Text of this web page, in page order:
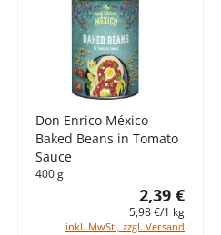
Don Enrico México
Baked Beans in Tomato
Sauce
400 g
2,39 €
5,98 €/1 kg
inkl. MwSt., zzgl. Versand